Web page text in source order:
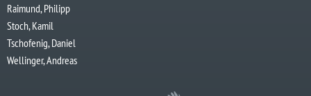
Raimund, Philipp
Stoch, Kamil
Tschofenig, Daniel
Wellinger, Andreas